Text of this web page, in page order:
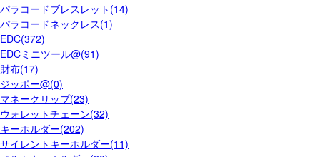
パラコードブレスレット(14)
パラコードネックレス(1)
EDC(372)
EDCミニツール@(91)
財布(17)
ジッポー@(0)
マネークリップ(23)
ウォレットチェーン(32)
キーホルダー(202)
サイレントキーホルダー(11)